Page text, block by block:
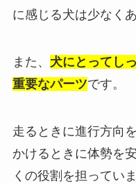
に感じる犬は少なく
また、 犬にとってし
重要なパーツです。
走るときに進行方向
かけるときに体勢を
くの役割を担っていま